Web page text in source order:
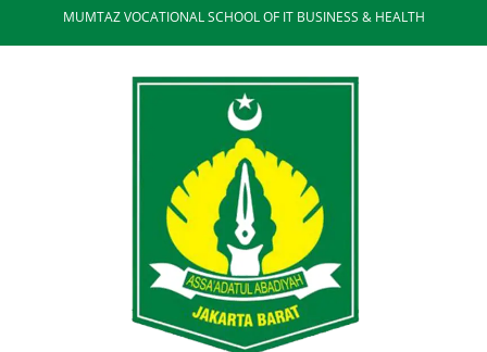
MUMTAZ VOCATIONAL SCHOOL OF IT BUSINESS & HEALTH